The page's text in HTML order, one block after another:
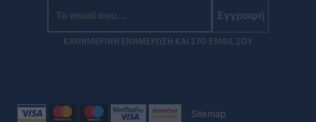
Εγγραφή
ΚΑΘΗΜΕΡΙΝΗ ΕΝΗΜΕΡΩΣΗ ΚΑΙ ΣΤΟ EMAIL ΣΟΥ
Sitemap